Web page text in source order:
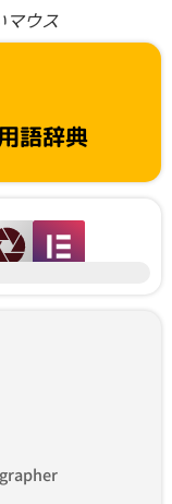
マウス
語辞典